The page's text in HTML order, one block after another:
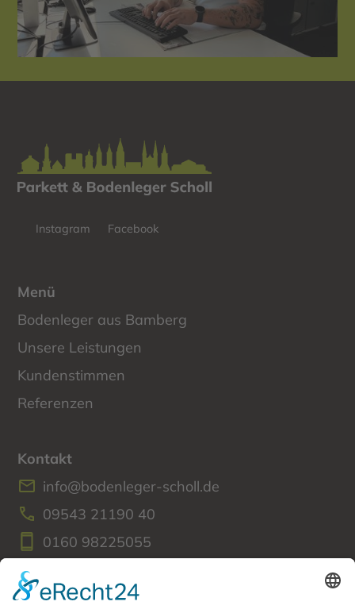
Instagram Facebook
Menü
Bodenleger aus Bamberg
Unsere Leistungen
Kundenstimmen
Referenzen
Kontakt
info@bodenleger-scholl.de
09543 21190 40
0160 98225055
96114 Hirschaid